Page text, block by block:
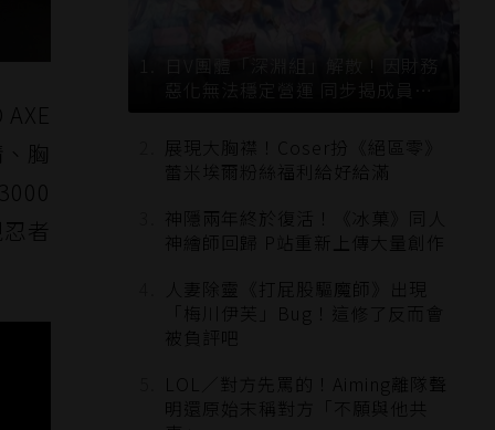
胸
者
惡化無法穩定營運 同步揭成員未
來去向
展現大胸襟！Coser扮《絕區零》
蕾米埃爾粉絲福利給好給滿
神隱兩年終於復活！《冰菓》同人
神繪師回歸 P站重新上傳大量創作
人妻除靈《打屁股驅魔師》出現
「梅川伊芙」Bug！這修了反而會
被負評吧
LOL／對方先罵的！Aiming離隊聲
明還原始末稱對方「不願與他共